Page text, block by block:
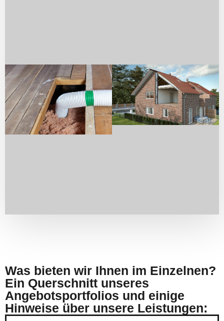
Was bieten wir Ihnen im Einzelnen?
Ein Querschnitt unseres
Angebotsportfolios und einige
Hinweise über unsere Leistungen: